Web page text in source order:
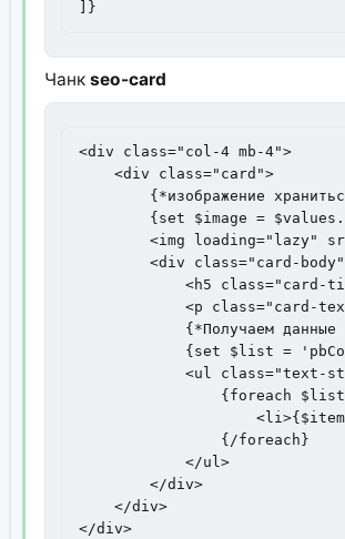
]}
Чанк seo-card
<div class="col-4 mb-4">
    <div class="card">
{*изображение
{set $image =
<img loading="lazy"
<div class="card-
<h5 class="card-
<p class="card-
{*Получаем данные
{set $list =
<ul class="text-
{foreach
                {/foreach}
            </ul>
        </div>
    </div>
</div>